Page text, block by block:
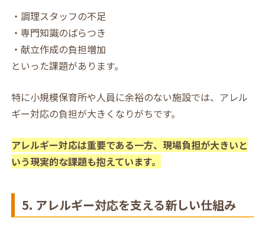
・調理スタッフの不足
・専門知識のばらつき
・献立作成の負担増加
といった課題があります。
特に小規模保育所や人員に余裕のない施設では、アレル
ギー対応の負担が大きくなりがちです。
アレルギー対応は重要である一方、現場負担が大きいと
いう現実的な課題も抱えています。
5. アレルギー対応を支える新しい仕組み